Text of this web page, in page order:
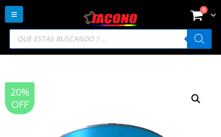
Búsqueda
productos
0
20%
OFF